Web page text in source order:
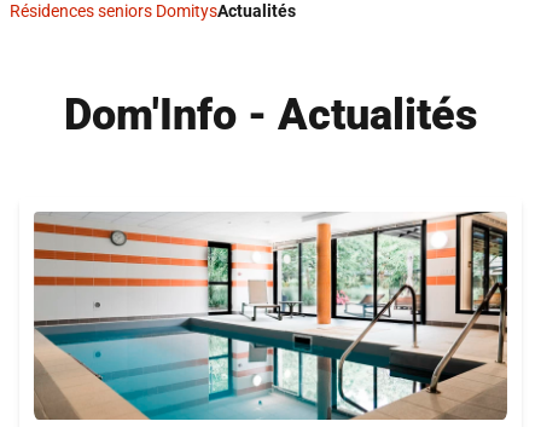
Résidences seniors DomitysActualités
Dom'Info - Actualités